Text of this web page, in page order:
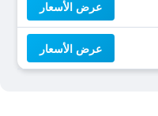
عرض الأسعار
عرض الأسعار